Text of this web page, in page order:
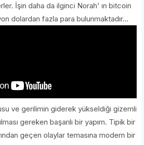
İşin daha da ilginci Norah' ın bitcoin
dolardan fazla para bulunmaktadır...
ve gerilimin giderek yükseldiği gizemli
gereken başarılı bir yapım. Tipik bir
geçen olaylar temasına modern bir